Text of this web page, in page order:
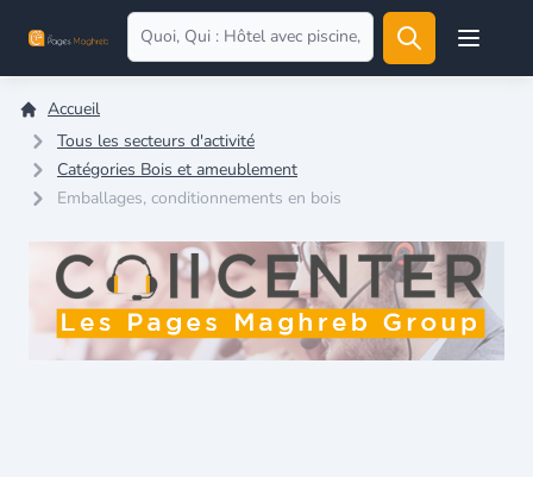
Open
Accueil
Tous les secteurs d'activité
Catégories Bois et ameublement
Emballages, conditionnements en bois